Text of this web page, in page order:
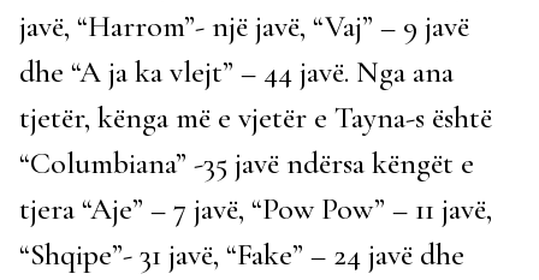
javë, “Harrom”- një javë, “Vaj” – 9 javë
dhe “A ja ka vlejt” – 44 javë. Nga ana
tjetër, kënga më e vjetër e Tayna-s është
“Columbiana” -35 javë ndërsa këngët e
tjera “Aje” – 7 javë, “Pow Pow” – 11 javë,
“Shqipe”- 31 javë, “Fake” – 24 javë dhe